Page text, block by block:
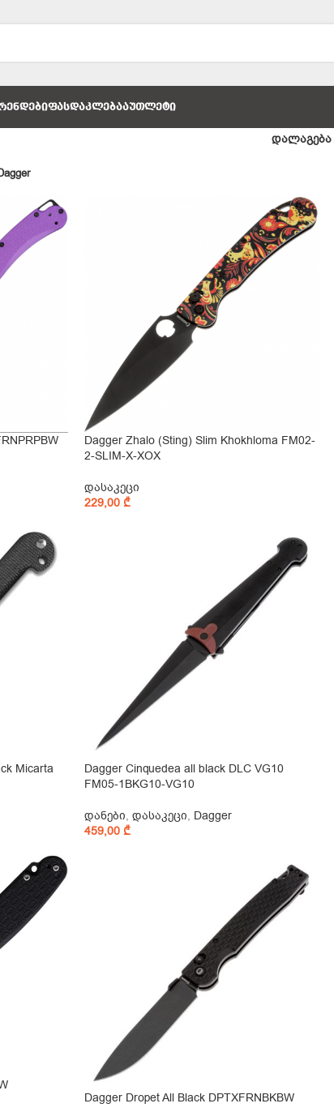
ᲤᲐᲡᲓᲐᲙᲚᲔᲑᲐᲐᲣᲗᲚᲔᲢᲘ
დალაგება
Dagger Zhalo (Sting) Slim Khokhloma FM02-
2-SLIM-X-XOX
დასაკეცი
229,00 ₾
Micarta
Dagger Cinquedea all black DLC VG10
FM05-1BKG10-VG10
დანები, დასაკეცი, Dagger
459,00 ₾
Dagger Dropet All Black DPTXFRNBKBW